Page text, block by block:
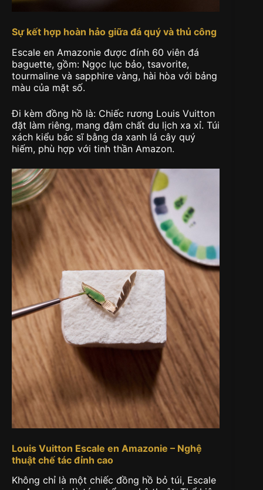
Sự kết hợp hoàn hảo giữa đá quý và thủ công
Escale en Amazonie được đính 60 viên đá
baguette, gồm: Ngọc lục bảo, tsavorite,
tourmaline và sapphire vàng, hài hòa với bảng
màu của mặt số.
Đi kèm đồng hồ là: Chiếc rương Louis Vuitton
đặt làm riêng, mang đậm chất du lịch xa xỉ. Túi
xách kiểu bác sĩ bằng da xanh lá cây quý
hiếm, phù hợp với tinh thần Amazon.
Louis Vuitton Escale en Amazonie – Nghệ
thuật chế tác đỉnh cao
Không chỉ là một chiếc đồng hồ bỏ túi, Escale